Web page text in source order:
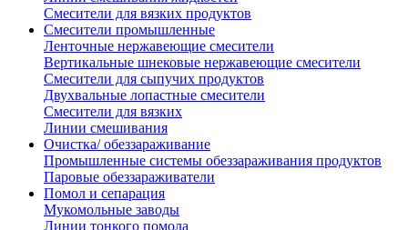
Смесители для вязких продуктов
Смесители промышленные
Ленточные нержавеющие смесители
Вертикальные шнековые нержавеющие смесители
Смесители для сыпучих продуктов
Двухвальные лопастные смесители
Смесители для вязких
Линии смешивания
Очистка/ обеззараживание
Промышленные системы обеззараживания продуктов
Паровые обеззараживатели
Помол и сепарация
Мукомольные заводы
Линии тонкого помола